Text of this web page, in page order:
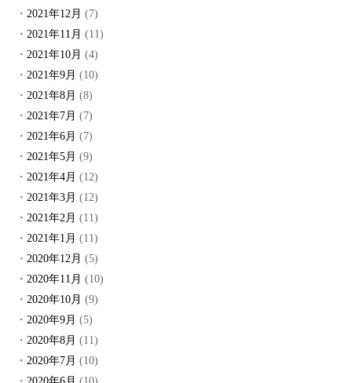
2021年12月 (7)
2021年11月 (11)
2021年10月 (4)
2021年9月 (10)
2021年8月 (8)
2021年7月 (7)
2021年6月 (7)
2021年5月 (9)
2021年4月 (12)
2021年3月 (12)
2021年2月 (11)
2021年1月 (11)
2020年12月 (5)
2020年11月 (10)
2020年10月 (9)
2020年9月 (5)
2020年8月 (11)
2020年7月 (10)